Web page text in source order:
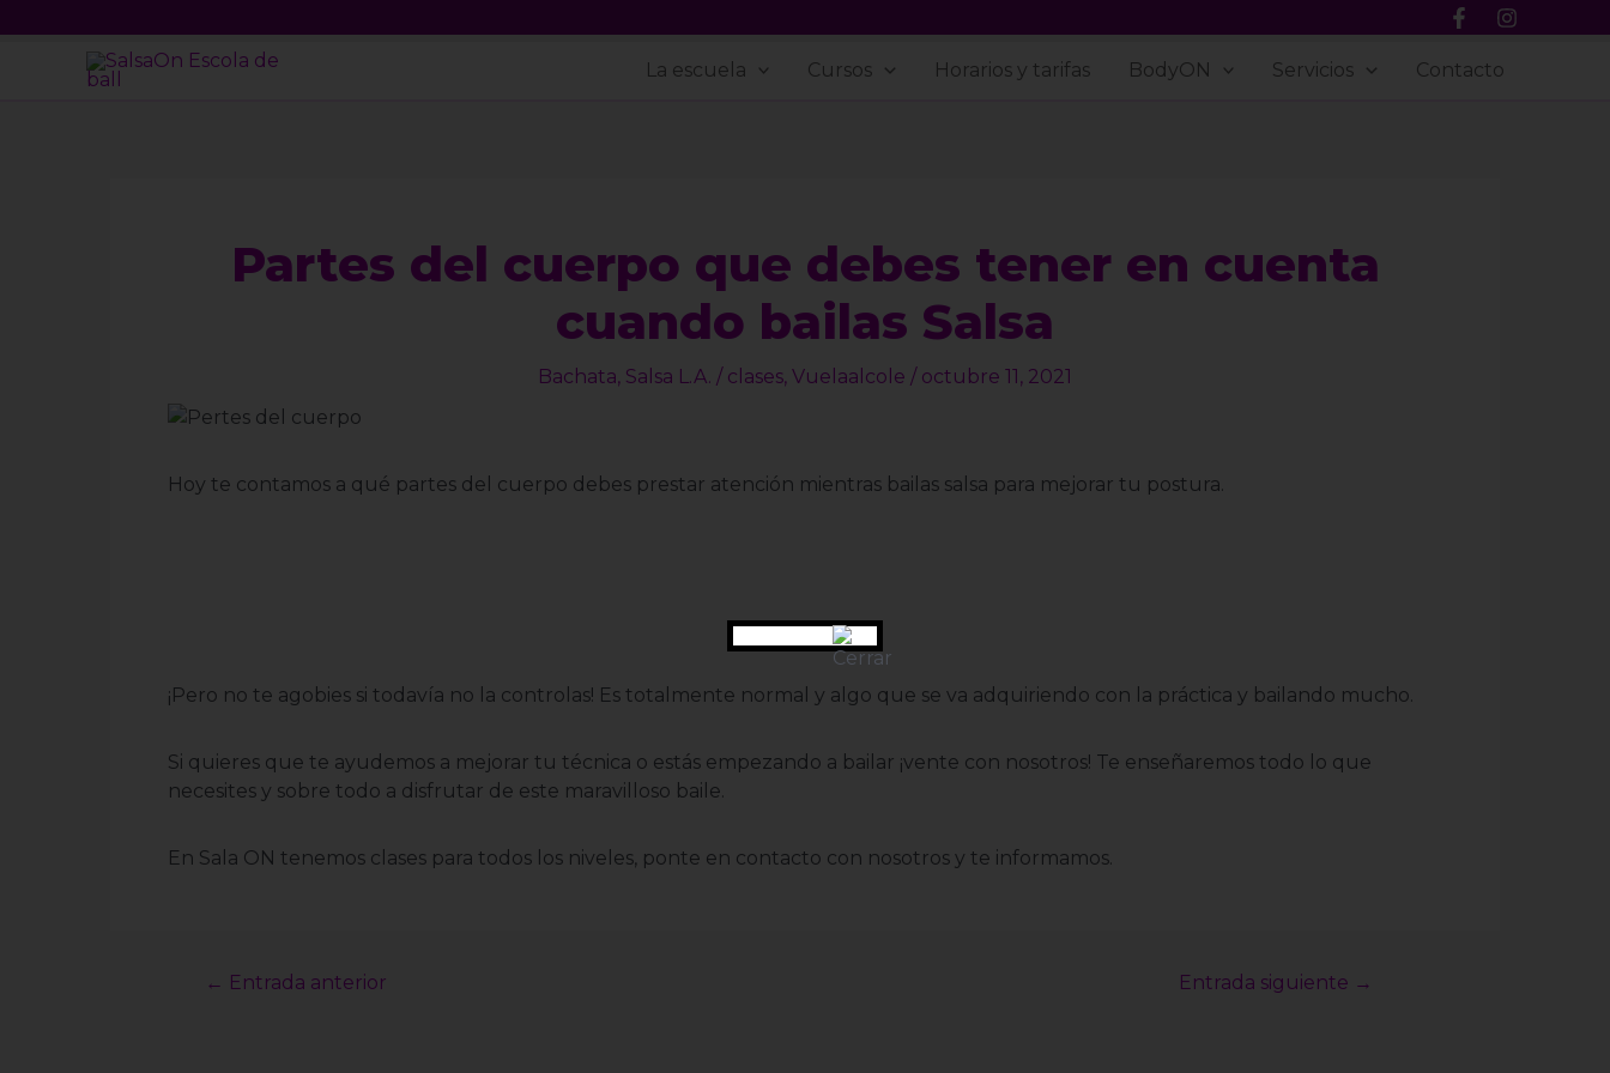
al
contenido
La escuela Cursos Horarios y tarifas BodyON Servicios Contacto
Partes del cuerpo que debes tener en cuenta
cuando bailas Salsa
Bachata, Salsa L.A. / clases, Vuelaalcole / octubre 11, 2021
Hoy te contamos a qué partes del cuerpo debes prestar atención mientras bailas salsa para mejorar tu postura.
¡Pero no te agobies si todavía no la controlas! Es totalmente normal y algo que se va adquiriendo con la práctica y bailando mucho.
Si quieres que te ayudemos a mejorar tu técnica o estás empezando a bailar ¡vente con nosotros! Te enseñaremos todo lo que
necesites y sobre todo a disfrutar de este maravilloso baile.
En Sala ON tenemos clases para todos los niveles, ponte en contacto con nosotros y te informamos.
de
entradas
← Entrada anterior Entrada siguiente →